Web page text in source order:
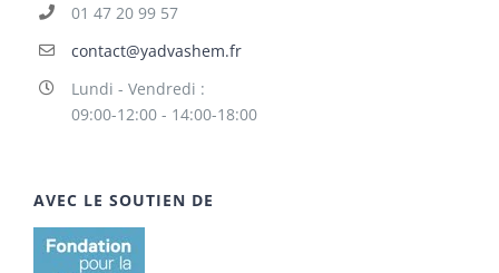
01 47 20 99 57
contact@yadvashem.fr
Lundi - Vendredi :
09:00-12:00 - 14:00-18:00
AVEC LE SOUTIEN DE